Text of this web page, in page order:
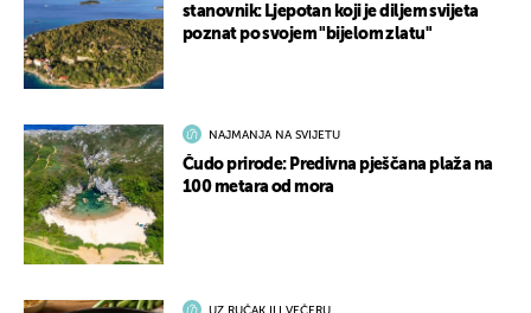
stanovnik: Ljepotan koji je diljem svijeta
poznat po svojem "bijelom zlatu"
NAJMANJA NA SVIJETU
Čudo prirode: Predivna pješčana plaža na
100 metara od mora